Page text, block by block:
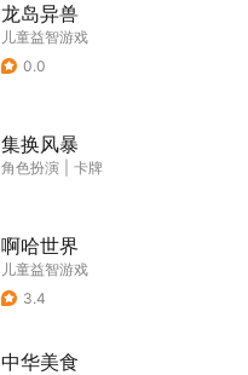
龙岛异兽
儿童益智游戏
0.0
集换风暴
角色扮演 卡牌
啊哈世界
儿童益智游戏
3.4
中华美食